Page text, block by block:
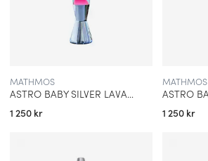
MATHMOS
ASTRO BABY SILVER LAVALAMPA KLAR MED ROSA LAVA
1 250 kr
MATHMOS
1 250 kr